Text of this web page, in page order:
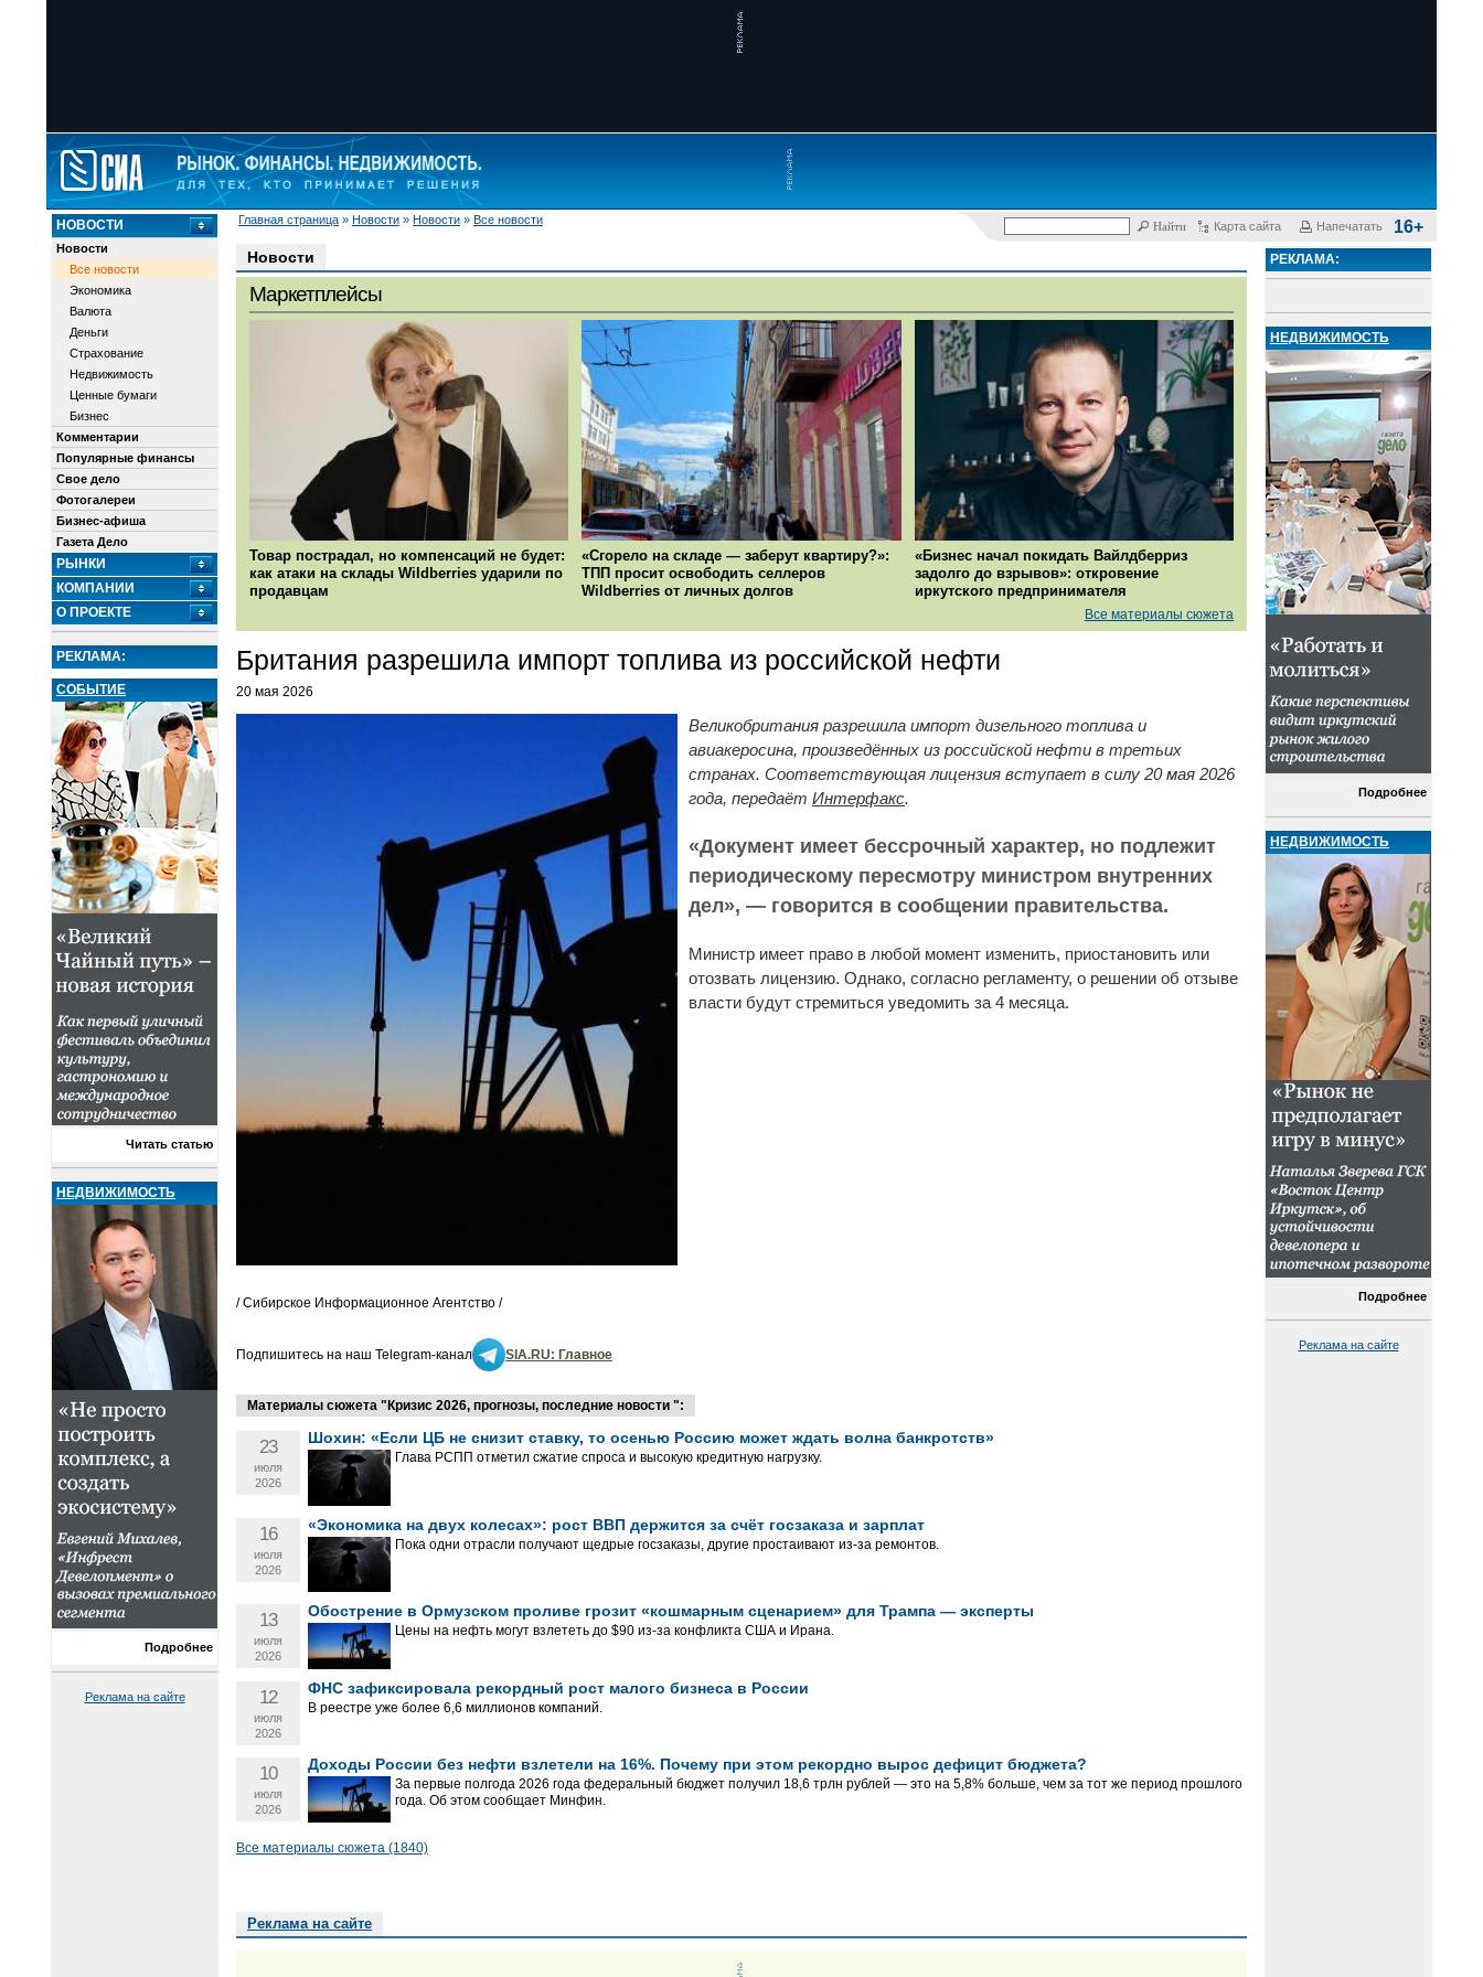
Главная страница » Новости » Новости » Все новости
Карта сайта Напечатать 16+
НОВОСТИ
Новости
Все новости
Экономика
Валюта
Деньги
Страхование
Недвижимость
Ценные бумаги
Бизнес
Комментарии
Популярные финансы
Свое дело
Фотогалереи
Бизнес-афиша
Газета Дело
РЫНКИ
КОМПАНИИ
О ПРОЕКТЕ
РЕКЛАМА:
СОБЫТИЕ
Читать статью
НЕДВИЖИМОСТЬ
Подробнее
Реклама на сайте
Новости
Маркетплейсы
Товар пострадал, но компенсаций не будет:
как атаки на склады Wildberries ударили по
продавцам
«Сгорело на складе — заберут квартиру?»:
ТПП просит освободить селлеров
Wildberries от личных долгов
«Бизнес начал покидать Вайлдберриз
задолго до взрывов»: откровение
иркутского предпринимателя
Все материалы сюжета
Британия разрешила импорт топлива из российской нефти
20 мая 2026
Великобритания разрешила импорт дизельного топлива и
авиакеросина, произведённых из российской нефти в третьих
странах. Соответствующая лицензия вступает в силу 20 мая 2026
года, передаёт Интерфакс.
«Документ имеет бессрочный характер, но подлежит
периодическому пересмотру министром внутренних
дел», — говорится в сообщении правительства.
Министр имеет право в любой момент изменить, приостановить или
отозвать лицензию. Однако, согласно регламенту, о решении об отзыве
власти будут стремиться уведомить за 4 месяца.
/ Сибирское Информационное Агентство /
Подпишитесь на наш Telegram-канал SIA.RU: Главное
Материалы сюжета "Кризис 2026, прогнозы, последние новости ":
23
июля
2026
Шохин: «Если ЦБ не снизит ставку, то осенью Россию может ждать волна банкротств»
Глава РСПП отметил сжатие спроса и высокую кредитную нагрузку.
16
июля
2026
«Экономика на двух колесах»: рост ВВП держится за счёт госзаказа и зарплат
Пока одни отрасли получают щедрые госзаказы, другие простаивают из-за ремонтов.
13
июля
2026
Обострение в Ормузском проливе грозит «кошмарным сценарием» для Трампа — эксперты
Цены на нефть могут взлететь до $90 из-за конфликта США и Ирана.
12
июля
2026
ФНС зафиксировала рекордный рост малого бизнеса в России
В реестре уже более 6,6 миллионов компаний.
10
июля
2026
Доходы России без нефти взлетели на 16%. Почему при этом рекордно вырос дефицит бюджета?
За первые полгода 2026 года федеральный бюджет получил 18,6 трлн рублей — это на 5,8% больше, чем за тот же период прошлого
года. Об этом сообщает Минфин.
Все материалы сюжета (1840)
Реклама на сайте
РЕКЛАМА:
НЕДВИЖИМОСТЬ
Подробнее
НЕДВИЖИМОСТЬ
Подробнее
Реклама на сайте